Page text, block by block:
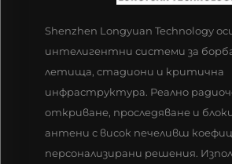
Shenzhen Longyuan Technology
интелигентни системи за борба
летища, стадиони и критична
инфраструктура. Реално
откриване, проследяване и
антени с висок печеливш
персонализирани решения.